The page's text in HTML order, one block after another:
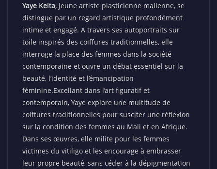
Yaye Keita, jeune artiste plasticienne malienne, se
distingue par un regard artistique profondément
intime et engagé. A travers ses autoportraits sur
toile inspirés des coiffures traditionnelles, elle
interroge la place des femmes dans la société
contemporaine et ouvre un débat essentiel sur la
beauté, l’identité et l’émancipation
féminine.Excellant dans l’art figuratif et
contemporain, Yaye explore une multitude de
coiffures traditionnelles pour susciter une réflexion
sur la condition des femmes au Mali et en Afrique.
Dans ses œuvres, elle milite pour les femmes
victimes du vitiligo et les encourage à embrasser
leur propre beauté, sans céder à la dépigmentation